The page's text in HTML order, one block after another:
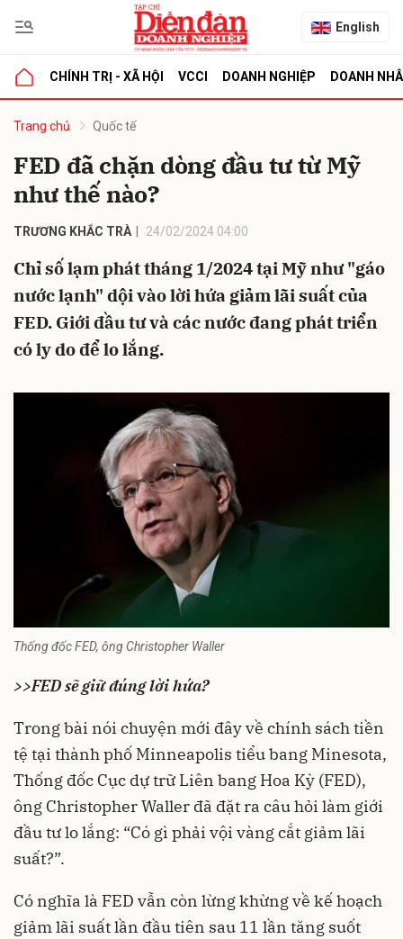
English
CHÍNH TRỊ - XÃ HỘI VCCI DOANH NGHIỆP DOANH
Trang chủ Quốc tế
FED đã chặn dòng đầu tư từ Mỹ
như thế nào?
TRƯƠNG KHẮC TRÀ 24/02/2024 04:00
Chỉ số lạm phát tháng 1/2024 tại Mỹ như "gáo
nước lạnh" dội vào lời hứa giảm lãi suất của
FED. Giới đầu tư và các nước đang phát triển
có ly do để lo lắng.
Thống đốc FED, ông Christopher Waller
>>FED sẽ giữ đúng lời hứa?
Trong bài nói chuyện mới đây về chính sách tiền
tệ tại thành phố Minneapolis tiểu bang Minesota,
Thống đốc Cục dự trữ Liên bang Hoa Kỳ (FED),
ông Christopher Waller đã đặt ra câu hỏi làm giới
đầu tư lo lắng: “Có gì phải vội vàng cắt giảm lãi
suất?”.
Có nghĩa là FED vẫn còn lừng khừng về kế hoạch
giảm lãi suấtlần đầu tiên sau 11 lần tăng suốt
luận
Hủy